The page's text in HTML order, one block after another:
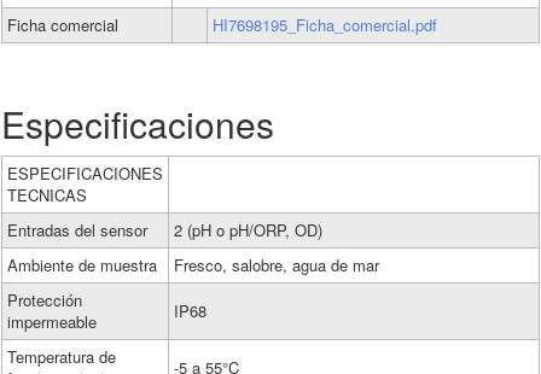
Ficha comercial HI7698195_Ficha_comercial.pdf
Especificaciones
ESPECIFICACIONES
TECNICAS
Entradas del sensor
2 (pH o pH/ORP, OD)
Ambiente de muestra
Fresco, salobre, agua de mar
Protección
impermeable
IP68
Temperatura de
-5 a 55°C